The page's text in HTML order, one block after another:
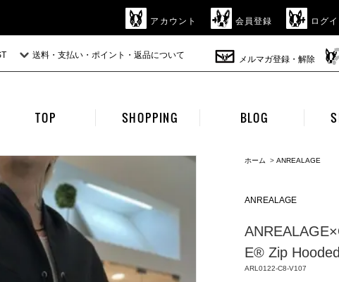
アカウント 会員登録 ログ
送料・支払い・ポイント・返品について メルマガ登録・解除
TOP SHOPPING BLOG
ホーム > ANREALAGE
ANREALAGE
E® Zip
ARL0122-C8-V107